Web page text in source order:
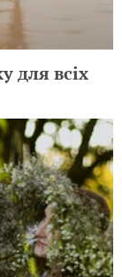
для всіх